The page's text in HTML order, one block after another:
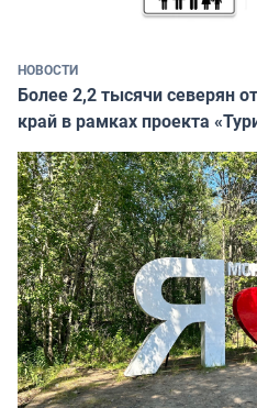
НОВОСТИ
Более 2,2 тысячи северян
край в рамках проекта